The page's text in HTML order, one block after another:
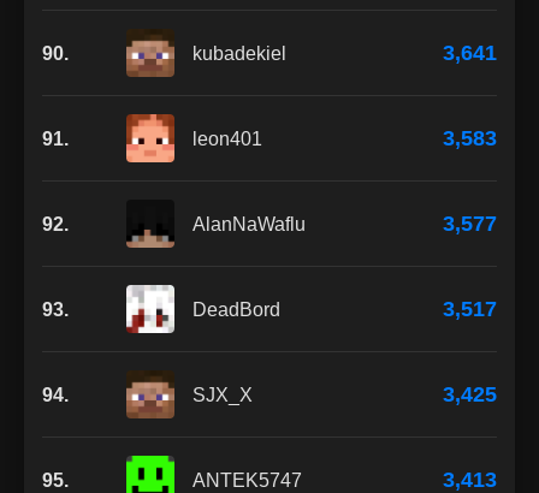
90. kubadekiel 3,641
91. leon401 3,583
92. AlanNaWaflu 3,577
93. DeadBord 3,517
94. SJX_X 3,425
95. ANTEK5747 3,413